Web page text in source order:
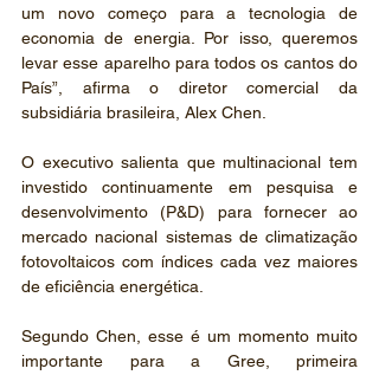
um novo começo para a tecnologia de
economia de energia. Por isso, queremos
levar esse aparelho para todos os cantos do
País”, afirma o diretor comercial da
subsidiária brasileira, Alex Chen.
O executivo salienta que multinacional tem
investido continuamente em pesquisa e
desenvolvimento (P&D) para fornecer ao
mercado nacional sistemas de climatização
fotovoltaicos com índices cada vez maiores
de eficiência energética.
Segundo Chen, esse é um momento muito
importante para a Gree, primeira